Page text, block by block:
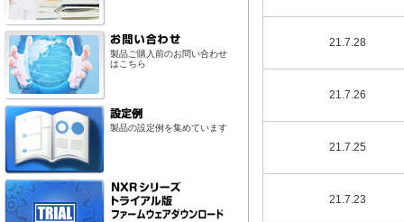
21.7.28
21.7.26
21.7.25
21.7.23
製品ご購入前のお問い合わせ
はこちら
製品の設定例を集めています